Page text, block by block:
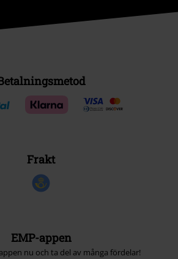
Frakt
EMP-appen
nu och ta del av många fördelar!